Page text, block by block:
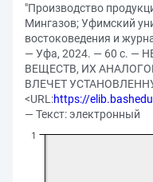
"Производство
Мингазов; Уфимский
востоковедения и
— Уфа, 2024. — 60 с.
ВЕЩЕСТВ, ИХ
ВЛЕЧЕТ
<URL:https://
— Текст: электронный